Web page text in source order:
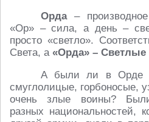
Орда–
«Ор» – сила, а день –
просто «светло».
Света, а «Орда» –
А были ли в Орде
смуглолицые, горбоносые,
очень злые воины?
разных национальностей,